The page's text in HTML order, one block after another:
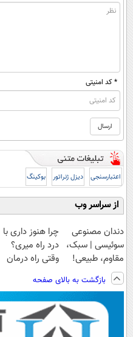
* کد امنیتی
اعتبارسنجی دیزل ژنراتور بوکینگ
از سراسر وب
دندان مصنوعی
سوئیسی | سبک،
مقاوم، طبیعی!
ویزیت
رایگان+پرداخت
اقساطی😍
چرا هنوز داری با
درد راه میری؟
وقتی راه درمان
بازگشت به بالای صفحه